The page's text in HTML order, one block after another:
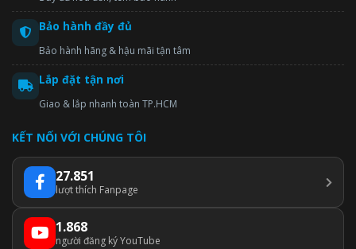
Bảo hành đầy đủ
Bảo hành hãng & hậu mãi tận tâm
Lắp đặt tận nơi
Giao & lắp nhanh toàn TP.HCM
KẾT NỐI VỚI CHÚNG TÔI
27.851
lượt thích Fanpage
1.868
người đăng ký YouTube